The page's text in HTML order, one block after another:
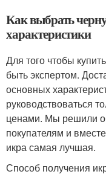
Как выбрать
характеристики
Для того чтобы
быть экспертом.
основных
руководствоваться
ценами. Мы решили
покупателям и
икра самая лучшая.
Способ получения